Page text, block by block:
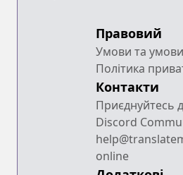
Правовий
Умови та умови
Політика
Контакти
Приєднуйтесь
Discord
online